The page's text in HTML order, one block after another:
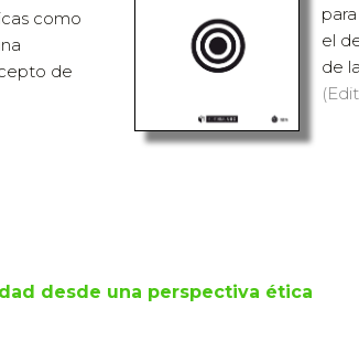
como
de
el
de
desde una perspectiva ética